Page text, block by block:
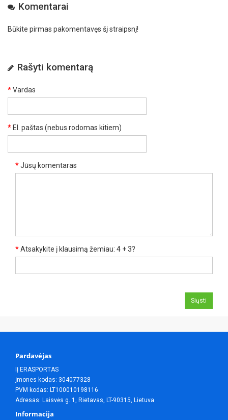
Komentarai
Būkite pirmas pakomentavęs šį straipsnį!
Rašyti komentarą
Vardas
El. paštas (nebus rodomas kitiem)
Jūsų komentaras
Atsakykite į klausimą žemiau: 4 + 3?
Siųsti
Pardavėjas
IĮ ERASPORTAS
Įmones kodas: 304077328
PVM kodas: LT100010198116
Adresas: Laisvės g. 1, Rietavas, LT-90315, Lietuva
Informacija